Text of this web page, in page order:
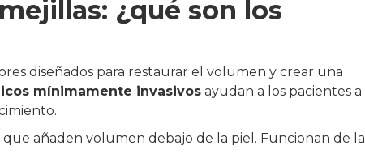
¿qué son los
diseñados para restaurar el volumen y crear una
mínimamente invasivos ayudan a los pacientes a
añaden volumen debajo de la piel. Funcionan de la